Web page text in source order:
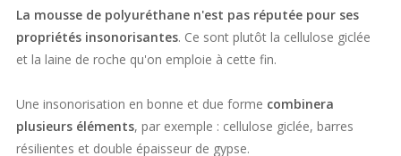
La mousse de polyuréthane n'est pas réputée pour ses
propriétés insonorisantes. Ce sont plutôt la cellulose giclée
et la laine de roche qu'on emploie à cette fin.
Une insonorisation en bonne et due forme combinera
plusieurs éléments, par exemple : cellulose giclée, barres
résilientes et double épaisseur de gypse.